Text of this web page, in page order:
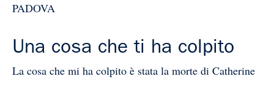
PADOVA
Una cosa che ti ha colpito
La cosa che mi ha colpito è stata la morte di Catherine